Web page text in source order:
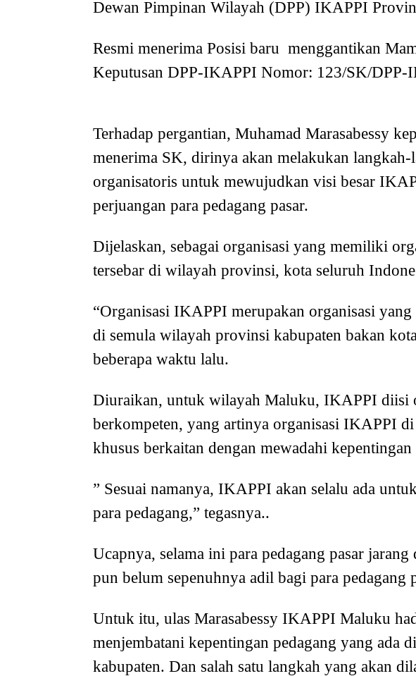
Dewan Pimpinan Wilayah (DPP) IKAPPI
Resmi menerima Posisi baru menggantikan
Keputusan DPP-IKAPPI Nomor: 123/SK/
Terhadap pergantian, Muhamad Marasabessy
menerima SK, dirinya akan melakukan langkah-
organisatoris untuk mewujudkan visi besar
perjuangan para pedagang pasar.
Dijelaskan, sebagai organisasi yang memiliki
tersebar di wilayah provinsi, kota seluruh
“Organisasi IKAPPI merupakan organisasi
di semula wilayah provinsi kabupaten bakan
beberapa waktu lalu.
Diuraikan, untuk wilayah Maluku, IKAPPI diisi
berkompeten, yang artinya organisasi IKAPPI
khusus berkaitan dengan mewadahi kepentingan
” Sesuai namanya, IKAPPI akan selalu ada
para pedagang,” tegasnya..
Ucapnya, selama ini para pedagang pasar
pun belum sepenuhnya adil bagi para pedagang
Untuk itu, ulas Marasabessy IKAPPI Maluku
menjembatani kepentingan pedagang yang ada
kabupaten. Dan salah satu langkah yang akan